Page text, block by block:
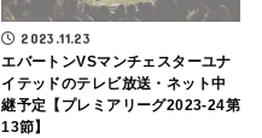
2023.11.23
エバートンVSマンチェスターユナ
イテッドのテレビ放送・ネット中
継予定【プレミアリーグ2023-24第
13節】